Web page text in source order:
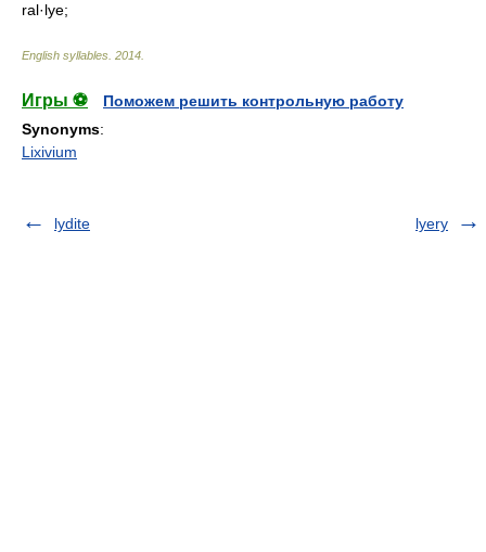
ral·lye;
English syllables 2014
Игры ⚽
Поможем решить контрольную работу
Synonyms:
Lixivium
lydite lyery